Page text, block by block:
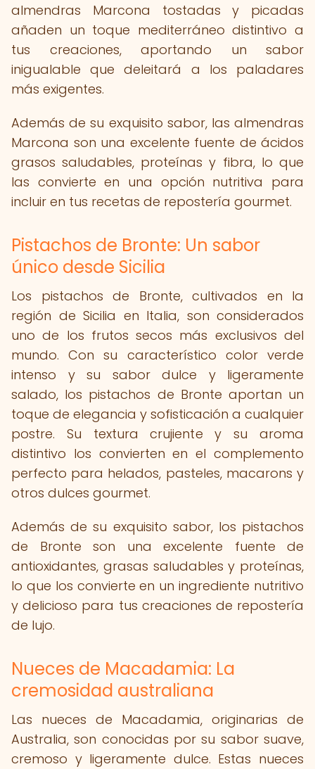
almendras Marcona tostadas y picadas
añaden un toque mediterráneo distintivo a
tus creaciones, aportando un sabor
inigualable que deleitará a los paladares
más exigentes.
Además de su exquisito sabor, las almendras
Marcona son una excelente fuente de ácidos
grasos saludables, proteínas y fibra, lo que
las convierte en una opción nutritiva para
incluir en tus recetas de repostería gourmet.
Pistachos de Bronte: Un sabor
único desde Sicilia
Los pistachos de Bronte, cultivados en la
región de Sicilia en Italia, son considerados
uno de los frutos secos más exclusivos del
mundo. Con su característico color verde
intenso y su sabor dulce y ligeramente
salado, los pistachos de Bronte aportan un
toque de elegancia y sofisticación a cualquier
postre. Su textura crujiente y su aroma
distintivo los convierten en el complemento
perfecto para helados, pasteles, macarons y
otros dulces gourmet.
Además de su exquisito sabor, los pistachos
de Bronte son una excelente fuente de
antioxidantes, grasas saludables y proteínas,
lo que los convierte en un ingrediente nutritivo
y delicioso para tus creaciones de repostería
de lujo.
Nueces de Macadamia: La
cremosidad australiana
Las nueces de Macadamia, originarias de
Australia, son conocidas por su sabor suave,
cremoso y ligeramente dulce. Estas nueces